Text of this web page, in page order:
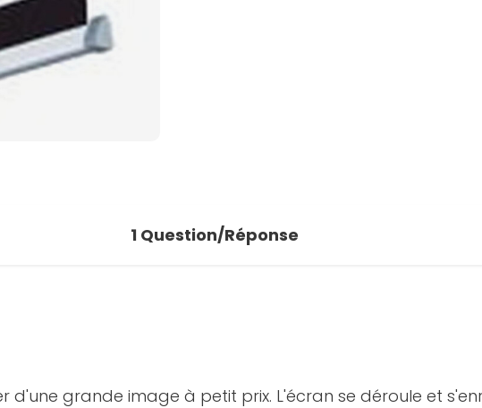
1 Question/Réponse
d'une grande image à petit prix. L'écran se déroule et